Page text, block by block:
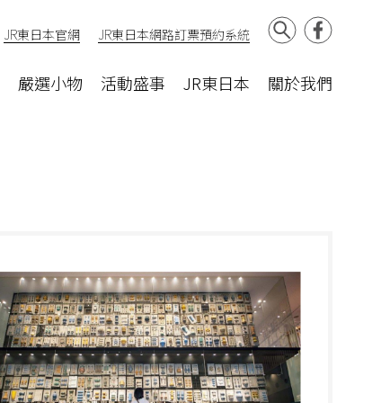
嚴選小物 活動盛事 JR東日本 關於我們
JR東日本官網 JR東日本網路訂票預約系統